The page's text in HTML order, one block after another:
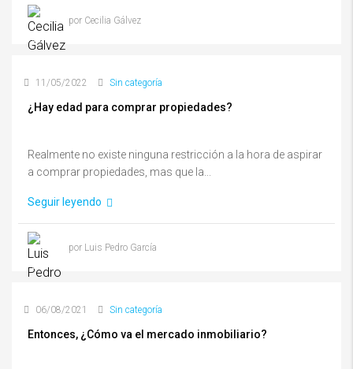
por Cecilia Gálvez
11/05/2022 Sin categoría
¿Hay edad para comprar propiedades?
Realmente no existe ninguna restricción a la hora de aspirar
a comprar propiedades, mas que la...
Seguir leyendo
por Luis Pedro García
06/08/2021 Sin categoría
Entonces, ¿Cómo va el mercado inmobiliario?